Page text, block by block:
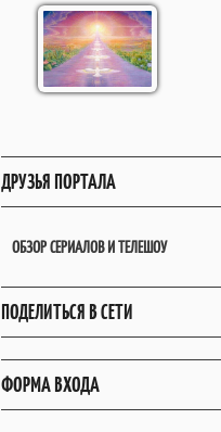
ДРУЗЬЯ ПОРТАЛА
ОБЗОР СЕРИАЛОВ И ТЕЛЕШОУ
ПОДЕЛИТЬСЯ В СЕТИ
ФОРМА ВХОДА